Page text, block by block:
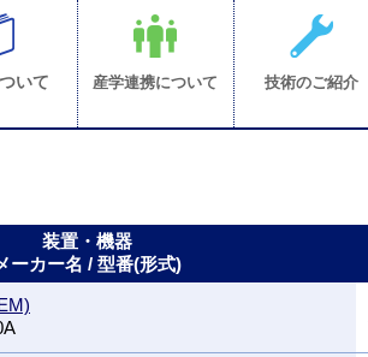
いて 産学連携について 技術のご紹介
装置・機器
ーカー名 / 型番(形式)